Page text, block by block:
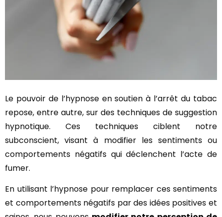
Le pouvoir de l’hypnose en soutien à l’arrêt du tabac
repose, entre autre, sur des techniques de suggestion
hypnotique. Ces techniques ciblent notre
subconscient, visant à modifier les sentiments ou
comportements négatifs qui déclenchent l’acte de
fumer.
En utilisant l’hypnose pour remplacer ces sentiments
et comportements négatifs par des idées positives et